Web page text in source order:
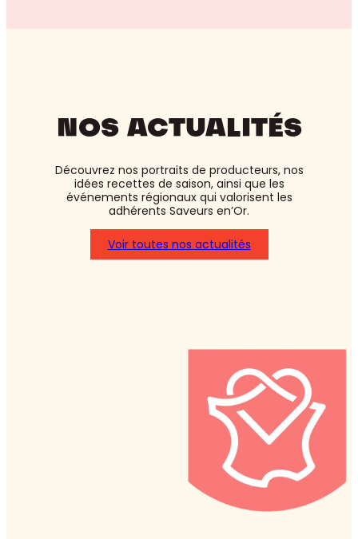
NOS ACTUALITÉS
Découvrez nos portraits de producteurs, nos
idées recettes de saison, ainsi que les
événements régionaux qui valorisent les
adhérents Saveurs en’Or.
Voir toutes nos actualités